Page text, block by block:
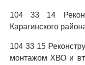
104 33 14
Карагинского
104 33 15
монтажом ХВО и